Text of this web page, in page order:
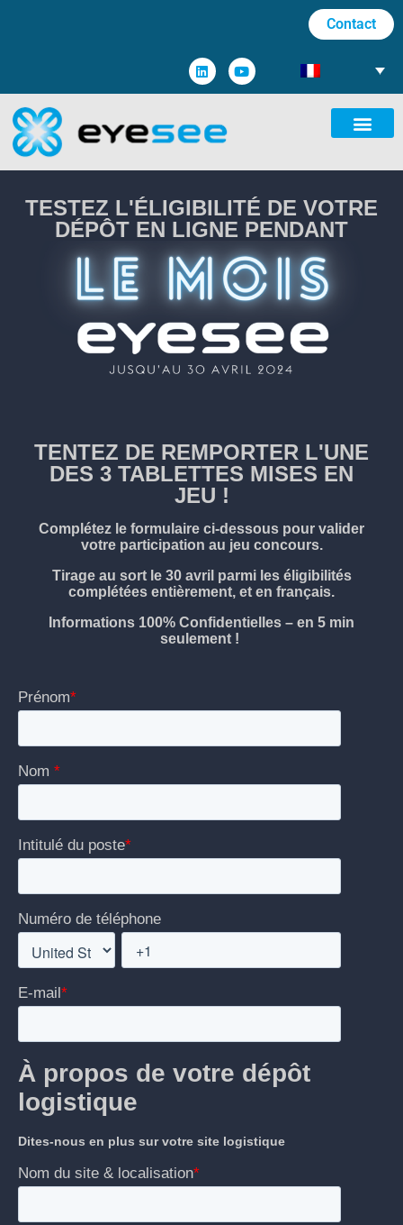
Contact
TESTEZ L'ÉLIGIBILITÉ DE VOTRE
DÉPÔT EN LIGNE PENDANT
TENTEZ DE REMPORTER L'UNE
DES 3 TABLETTES MISES EN
JEU !
Complétez le formulaire ci-dessous pour valider
votre participation au jeu concours.
Tirage au sort le 30 avril parmi les éligibilités
complétées entièrement, et en français.
Informations 100% Confidentielles – en 5 min
seulement !